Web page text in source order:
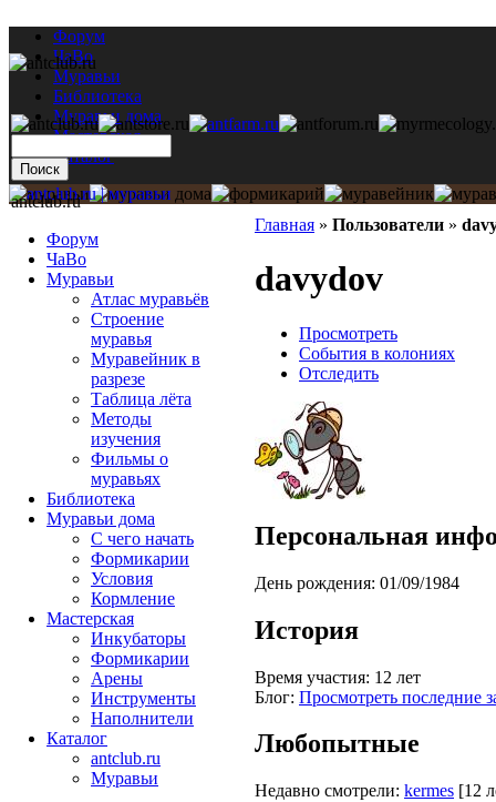
Форум
ЧаВо
Муравьи
Библиотека
Муравьи дома
Мастерская
Каталог
Главная » Пользователи »
davydov
Просмотреть
События в колониях
Отследить
Персональная
День рождения: 01/09/1984
История
Время участия: 12 лет
Блог: Просмотреть последние
Любопытные
Недавно смотрели: kermes [12
antclub.ru
Форум
ЧаВо
Муравьи
Атлас муравьёв
Строение
муравья
Муравейник в
разрезе
Таблица лёта
Методы
изучения
Фильмы о
муравьях
Библиотека
Муравьи дома
С чего начать
Формикарии
Условия
Кормление
Мастерская
Инкубаторы
Формикарии
Арены
Инструменты
Наполнители
Каталог
antclub.ru
Муравьи